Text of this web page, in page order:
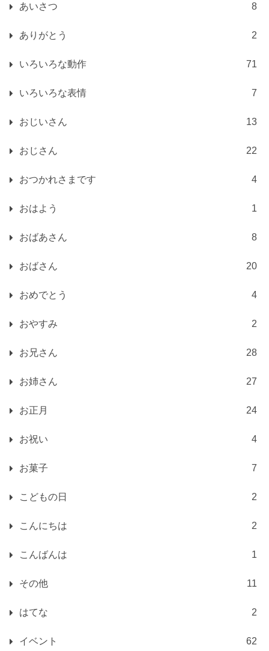
あいさつ 8
ありがとう 2
いろいろな動作 71
いろいろな表情 7
おじいさん 13
おじさん 22
おつかれさまです 4
おはよう 1
おばあさん 8
おばさん 20
おめでとう 4
おやすみ 2
お兄さん 28
お姉さん 27
お正月 24
お祝い 4
お菓子 7
こどもの日 2
こんにちは 2
こんばんは 1
その他 11
はてな 2
イベント 62